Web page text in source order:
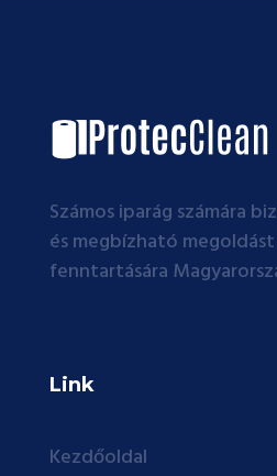
Számos iparág számára
és megbízható
fenntartására
Link
Kezdőoldal